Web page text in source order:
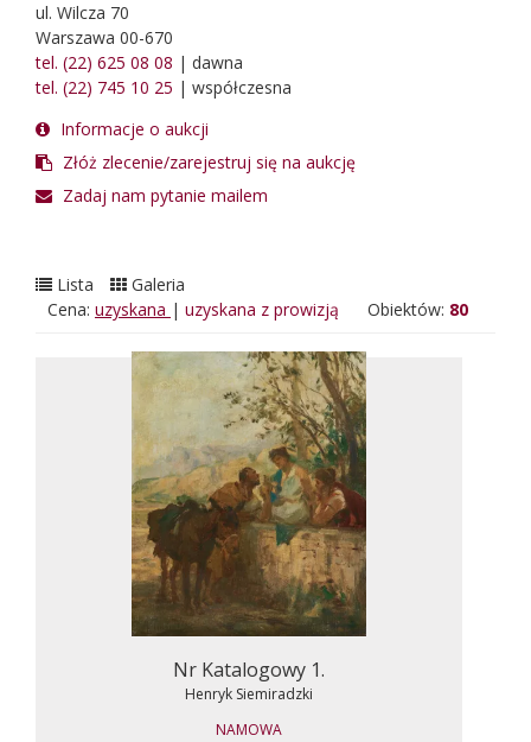
ul. Wilcza 70
Warszawa 00-670
tel. (22) 625 08 08 | dawna
tel. (22) 745 10 25 | współczesna
Informacje o aukcji
Złóż zlecenie/zarejestruj się na aukcję
Zadaj nam pytanie mailem
Lista
Galeria
Cena: uzyskana | uzyskana z prowizją Obiektów: 80
Nr Katalogowy 1.
Henryk Siemiradzki
NAMOWA